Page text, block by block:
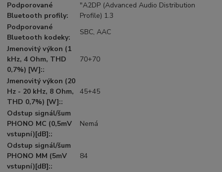
Podporované
Bluetooth profily:
"A2DP (Advanced Audio Distribution
Profile) 1.3
Podporované
Bluetooth kodeky:
SBC, AAC
Jmenovitý výkon (1
kHz, 4 Ohm, THD
0,7%) [W]::
70+70
Jmenovitý výkon (20
Hz - 20 kHz, 8 Ohm,
THD 0,7%) [W]::
45+45
Odstup signál/šum
PHONO MC (0,5mV
vstupní)[dB]::
Nemá
Odstup signál/šum
PHONO MM (5mV
vstupní)[dB]::
84